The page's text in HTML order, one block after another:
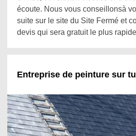
écoute. Nous vous conseillonsà
suite sur le site du Site Fermé et
devis qui sera gratuit le plus
Entreprise de peinture sur